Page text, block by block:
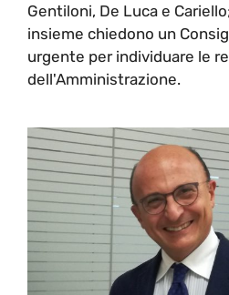
Gentiloni, De Luca e
insieme chiedono un
urgente per individuare le
dell'Amministrazione.